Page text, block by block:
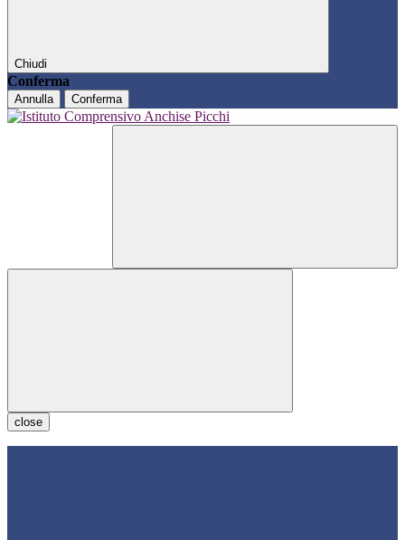
Chiudi
Conferma
Annulla Conferma
close